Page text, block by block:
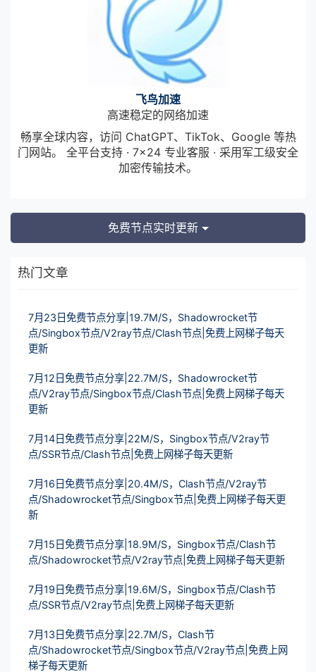
飞鸟加速
高速稳定的网络加速
畅享全球内容，访问 ChatGPT、TikTok、Google 等热
门网站。 全平台支持 · 7×24 专业客服 · 采用军工级安全
加密传输技术。
免费节点实时更新
热门文章
7月23日免费节点分享|19.7M/S，Shadowrocket节
点/Singbox节点/V2ray节点/Clash节点|免费上网梯子每天
更新
7月12日免费节点分享|22.7M/S，Shadowrocket节
点/V2ray节点/Singbox节点/Clash节点|免费上网梯子每天
更新
7月14日免费节点分享|22M/S，Singbox节点/V2ray节
点/SSR节点/Clash节点|免费上网梯子每天更新
7月16日免费节点分享|20.4M/S，Clash节点/V2ray节
点/Shadowrocket节点/Singbox节点|免费上网梯子每天更
新
7月15日免费节点分享|18.9M/S，Singbox节点/Clash节
点/Shadowrocket节点/V2ray节点|免费上网梯子每天更新
7月19日免费节点分享|19.6M/S，Singbox节点/Clash节
点/SSR节点/V2ray节点|免费上网梯子每天更新
7月13日免费节点分享|22.7M/S，Clash节
点/Shadowrocket节点/Singbox节点/V2ray节点|免费上网
梯子每天更新